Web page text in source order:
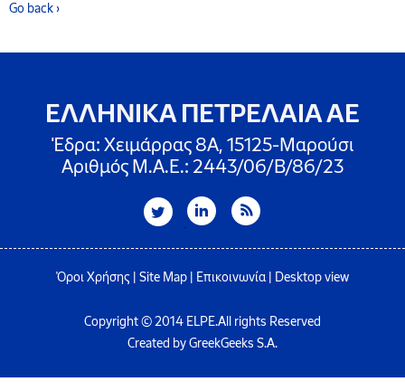
Go back ›
ΕΛΛΗΝΙΚΑ ΠΕΤΡΕΛΑΙΑ ΑΕ
Έδρα: Χειμάρρας 8A, 15125-Μαρούσι
Αριθμός Μ.Α.Ε.: 2443/06/Β/86/23
Όροι Χρήσης Site Map Επικοινωνία| Desktop view
Copyright © 2014 ELPE.All rights Reserved
Created by GreekGeeks S.A.